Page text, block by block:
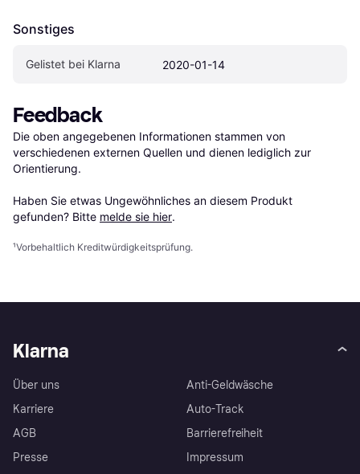
Sonstiges
Gelistet bei Klarna 2020-01-14
Feedback
Die oben angegebenen Informationen stammen von
verschiedenen externen Quellen und dienen lediglich zur
Orientierung.
Haben Sie etwas Ungewöhnliches an diesem Produkt
gefunden? Bitte melde sie hier.
¹Vorbehaltlich Kreditwürdigkeitsprüfung.
Klarna
Über uns
Karriere
AGB
Presse
Anti-Geldwäsche
Auto-Track
Barrierefreiheit
Impressum